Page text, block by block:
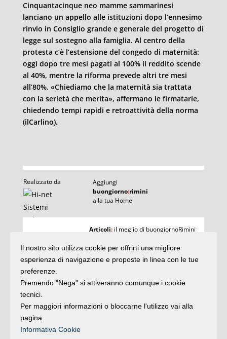
Cinquantacinque neo mamme sammarinesi
lanciano un appello alle istituzioni dopo l’ennesimo
rinvio in Consiglio grande e generale del progetto di
legge sul sostegno alla famiglia. Al centro della
protesta c’è l’estensione del congedo di maternità:
oggi dopo tre mesi pagati al 100% il reddito scende
al 40%, mentre la riforma prevede altri tre mesi
all’80%. «Chiediamo che la maternità sia trattata
con la serietà che merita», affermano le firmatarie,
chiedendo tempi rapidi e retroattività della norma
(ilCarlino).
Realizzato da
Aggiungi
buongiorno:rimini
alla tua Home
Articoli
e rubricheIArticoli: il meglio di buongiornoRimini
Argomenti
la storia delle notizie
Iscrivitialla newsletter Privacy
Il nostro sito utilizza cookie per offrirti una migliore
esperienza di navigazione e proposte in linea con le tue
preferenze.
Premendo "Nega" si attiveranno comunque i cookie
tecnici.
Per maggiori informazioni o bloccarne l'utilizzo vai alla
pagina.
Informativa Cookie